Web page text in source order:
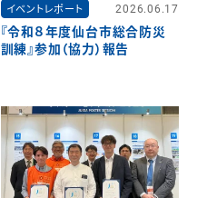
イベントレポート 2026.06.17
『令和８年度仙台市総合防災
訓練』参加（協力）報告